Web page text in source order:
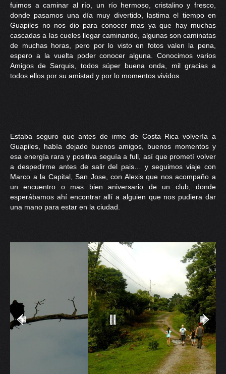
fuimos a caminar al río, un río hermoso, cristalino y fresco,
donde pasamos una día muy divertido, lastima el tiempo en
Guapiles no nos dio para conocer mas ya que hay muchas
cascadas a las cueles llegar caminando, algunas son caminatas
de muchas horas, pero por lo visto en fotos valen la pena,
espero a la vuelta poder conocer alguna. Conocimos varios
Amigos de Sarquis, todos súper buena onda, mil gracias a
todos ellos por su amistad y por lo momentos vividos.
Estaba seguro que antes de irme de Costa Rica volvería a
Guapiles, había dejado buenos amigos, buenos momentos y
esa energía rara y positiva seguía a full, así que prometí volver
a despedirme antes de salir del pais… y seguimos viaje con
Marco a la Capital, San Jose, con Alexis que nos acompaño a
un encuentro o mas bien aniversario de un club, donde
esperábamos ahí encontrar allí a alguien que nos pudiera dar
una mano para estar en la ciudad.